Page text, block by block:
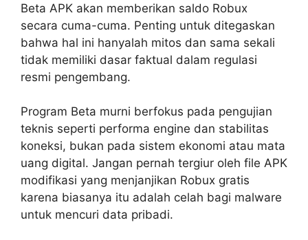
Beta APK akan memberikan saldo Robux
secara cuma-cuma. Penting untuk ditegaskan
bahwa hal ini hanyalah mitos dan sama sekali
tidak memiliki dasar faktual dalam regulasi
resmi pengembang.
Program Beta murni berfokus pada pengujian
teknis seperti performa engine dan stabilitas
koneksi, bukan pada sistem ekonomi atau mata
uang digital. Jangan pernah tergiur oleh file APK
modifikasi yang menjanjikan Robux gratis
karena biasanya itu adalah celah bagi malware
untuk mencuri data pribadi.